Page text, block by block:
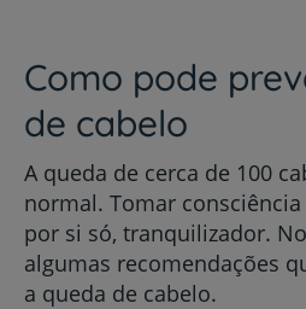
Como pode
de cabelo
A queda de cerca de 100
normal. Tomar
por si só, tranquilizador.
algumas recomendações
a queda de cabelo.